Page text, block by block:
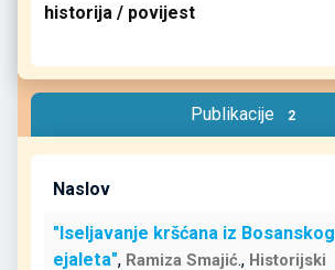
historija / povijest
Publikacije 2
Naslov
"Iseljavanje kršćana iz Bosanskog
ejaleta", Ramiza Smajić., Historijski